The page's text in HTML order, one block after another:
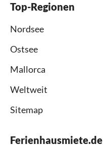
Top-Regionen
Nordsee
Ostsee
Mallorca
Weltweit
Sitemap
Ferienhausmiete.de